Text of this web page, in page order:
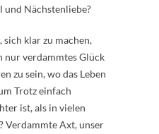
Nächstenliebe?
sich klar zu machen,
nur verdammtes Glück
zu sein, wo das Leben
Trotz einfach
ist, als in vielen
Verdammte Axt, unser